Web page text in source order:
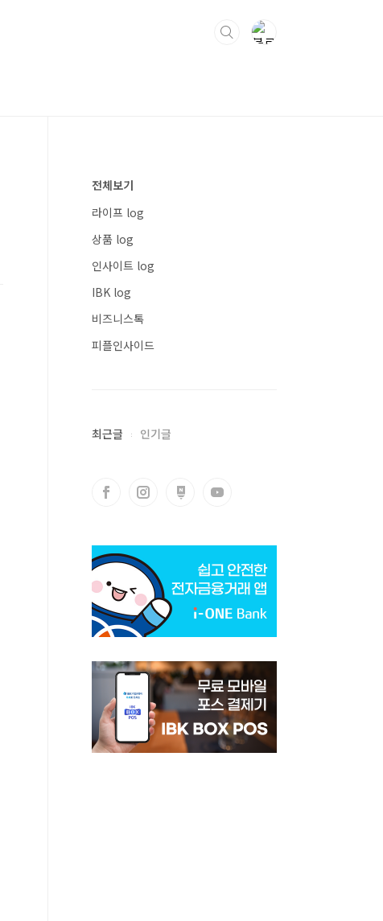
전체보기
라이프 log
상품 log
인사이트 log
IBK log
비즈니스톡
피플인사이드
최근글 인기글